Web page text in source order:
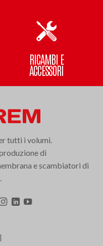
RICAMBI E
ACCESSORI
tutti i volumi.
di
e scambiatori di